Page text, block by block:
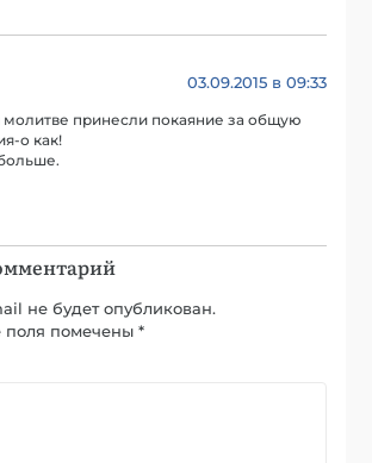
03.09.2015 в 09:33
молитве принесли покаяние за общую
о как!
не будет опубликован.
поля помечены*